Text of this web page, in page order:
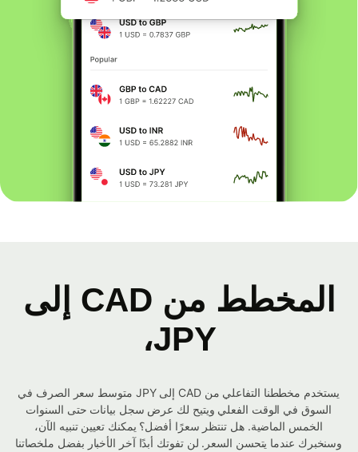
المخطط من CAD إلى
JPY،
يستخدم مخططنا التفاعلي من CAD إلى JPY متوسط ​​سعر الصرف في
السوق في الوقت الفعلي ويتيح لك عرض سجل بيانات حتى السنوات
الخمس الماضية. هل تنتظر سعرًا أفضل؟ يمكنك تعيين تنبيه الآن،
وسنخبرك عندما يتحسن السعر. لن تفوتك أبدًا آخر الأخبار بفضل ملخصاتنا